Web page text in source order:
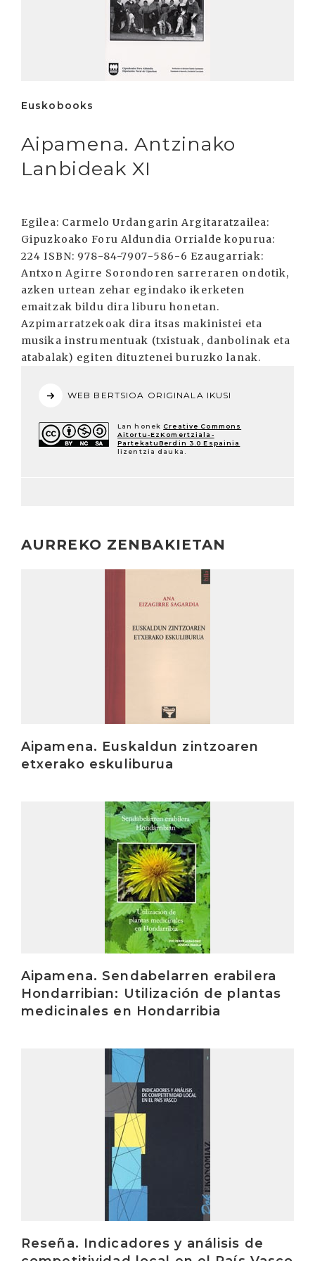
Euskobooks
Aipamena. Antzinako
Lanbideak XI
Egilea: Carmelo Urdangarin Argitaratzailea:
Gipuzkoako Foru Aldundia Orrialde kopurua:
224 ISBN: 978-84-7907-586-6 Ezaugarriak:
Antxon Agirre Sorondoren sarreraren ondotik,
azken urtean zehar egindako ikerketen
emaitzak bildu dira liburu honetan.
Azpimarratzekoak dira itsas makinistei eta
musika instrumentuak (txistuak, danbolinak eta
atabalak) egiten dituztenei buruzko lanak.
WEB BERTSIOA ORIGINALA IKUSI
Lan honek Creative Commons
Aitortu-EzKomertziala-
PartekatuBerdin 3.0 Espainia
lizentzia dauka.
AURREKO ZENBAKIETAN
Aipamena. Euskaldun zintzoaren
etxerako eskuliburua
Aipamena. Sendabelarren erabilera
Hondarribian: Utilización de plantas
medicinales en Hondarribia
Reseña. Indicadores y análisis de